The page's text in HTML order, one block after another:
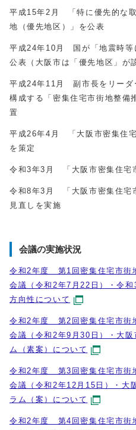
平成15年2月 「特に優先的な
地（優先地区）」を公表
平成24年10月 国が「地震時等
公表（大阪市は「優先地区」が
平成24年11月 副市長をリーダ
構成する「密集住宅市街地整備
置
平成26年4月 「大阪市密集住宅
を策定
令和3年3月 「大阪市密集住宅
令和8年3月 「大阪市密集住宅
見直しを実施
会議の実施状況
令和2年度 第1回密集住宅市街
会議（令和2年7月22日）・令
方向性について
令和2年度 第2回密集住宅市街
会議（令和2年9月30日）・大
ム（素案）について
令和2年度 第3回密集住宅市街
会議（令和2年12月15日）・大
ラム（案）について
令和2年度 第4回密集住宅市街